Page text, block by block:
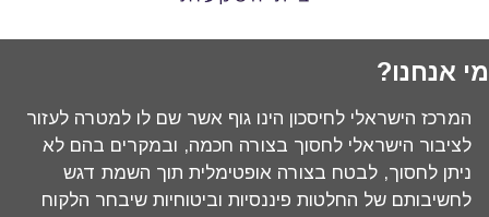
מי אנחנו?
המרכז הישראלי לחיסכון הינו גוף אשר שם לו למטרה לעזור
לציבור הישראלי לחסוך בצורה חכמה, ובמקרים בהם לא
ניתן לחסוך, לבטח בצורה אופטימלית תוך השמת דגש
לחשיבותם של החלטות פיננסיות וביטוחיות שיבחר הלקוח